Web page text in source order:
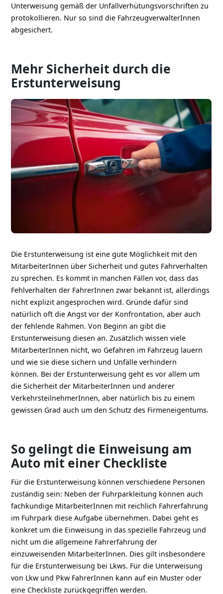
Unterweisung gemäß der Unfallverhütungsvorschriften zu
protokollieren. Nur so sind die FahrzeugverwalterInnen
abgesichert.
Mehr Sicherheit durch die
Erstunterweisung
Die Erstunterweisung ist eine gute Möglichkeit mit den
MitarbeiterInnen über Sicherheit und gutes Fahrverhalten
zu sprechen. Es kommt in manchen Fällen vor, dass das
Fehlverhalten der FahrerInnen zwar bekannt ist, allerdings
nicht explizit angesprochen wird. Gründe dafür sind
natürlich oft die Angst vor der Konfrontation, aber auch
der fehlende Rahmen. Von Beginn an gibt die
Erstunterweisung diesen an. Zusätzlich wissen viele
MitarbeiterInnen nicht, wo Gefahren im Fahrzeug lauern
und wie sie diese sichern und Unfälle verhindern
können. Bei der Erstunterweisung geht es vor allem um
die Sicherheit der MitarbeiterInnen und anderer
VerkehrsteilnehmerInnen, aber natürlich bis zu einem
gewissen Grad auch um den Schutz des Firmeneigentums.
So gelingt die Einweisung am
Auto mit einer Checkliste
Für die Erstunterweisung können verschiedene Personen
zuständig sein: Neben der Fuhrparkleitung können auch
fachkundige MitarbeiterInnen mit reichlich Fahrerfahrung
im Fuhrpark diese Aufgabe übernehmen. Dabei geht es
konkret um die Einweisung in das spezielle Fahrzeug und
nicht um die allgemeine Fahrerfahrung der
einzuweisenden MitarbeiterInnen. Dies gilt insbesondere
für die Erstunterweisung bei Lkws. Für die Unterweisung
von Lkw und Pkw FahrerInnen kann auf ein Muster oder
eine Checkliste zurückgegriffen werden.